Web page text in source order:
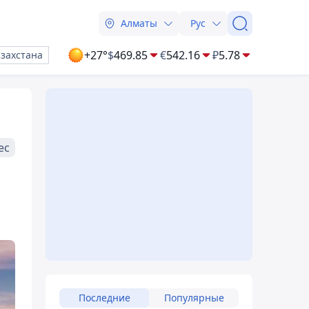
Алматы Рус
+27°$469.85 €542.16 ₽5.78
Последние Популярные